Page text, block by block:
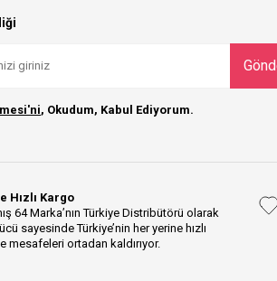
, Okudum, Kabul Ediyorum.
Hızlı Kargo
64 Marka’nın Türkiye Distribütörü olarak
sayesinde Türkiye’nin her yerine hızlı
mesafeleri ortadan kaldırıyor.